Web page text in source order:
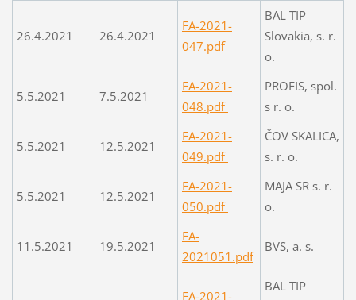
26.4.2021 26.4.2021
FA-2021-
047.pdf
BAL TIP
Slovakia, s. r.
o.
5.5.2021 7.5.2021
FA-2021-
048.pdf
PROFIS, spol.
s r. o.
5.5.2021 12.5.2021
FA-2021-
049.pdf
ČOV SKALICA,
s. r. o.
5.5.2021 12.5.2021
FA-2021-
050.pdf
MAJA SR s. r.
o.
11.5.2021 19.5.2021
FA-
2021051.pdf
BVS, a. s.
FA-2021-
BAL TIP